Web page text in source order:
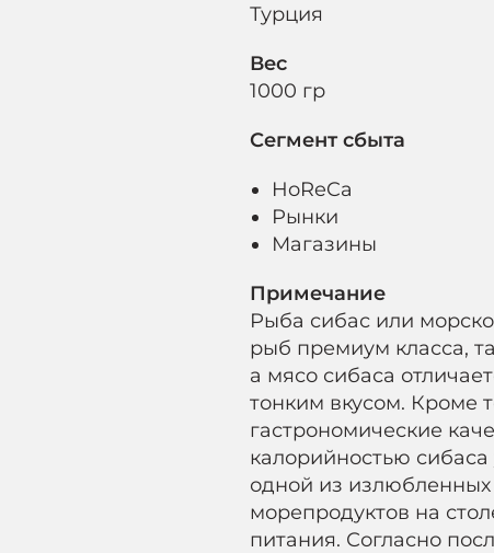
Турция
Вес
1000 гр
Сегмент сбыта
HoReCa
Рынки
Магазины
Примечание
Рыба сибас или
рыб премиум класса,
а мясо сибаса
тонким вкусом. Кроме
гастрономические
калорийностью
одной из
морепродуктов на
питания. Согласно